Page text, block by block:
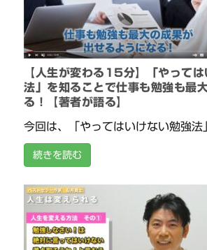
【人生が変わる15分】「やって
法」を知ることで仕事も勉強も最
る！【著者が語る】
今回は、「やってはいけない勉強法
続きを読む